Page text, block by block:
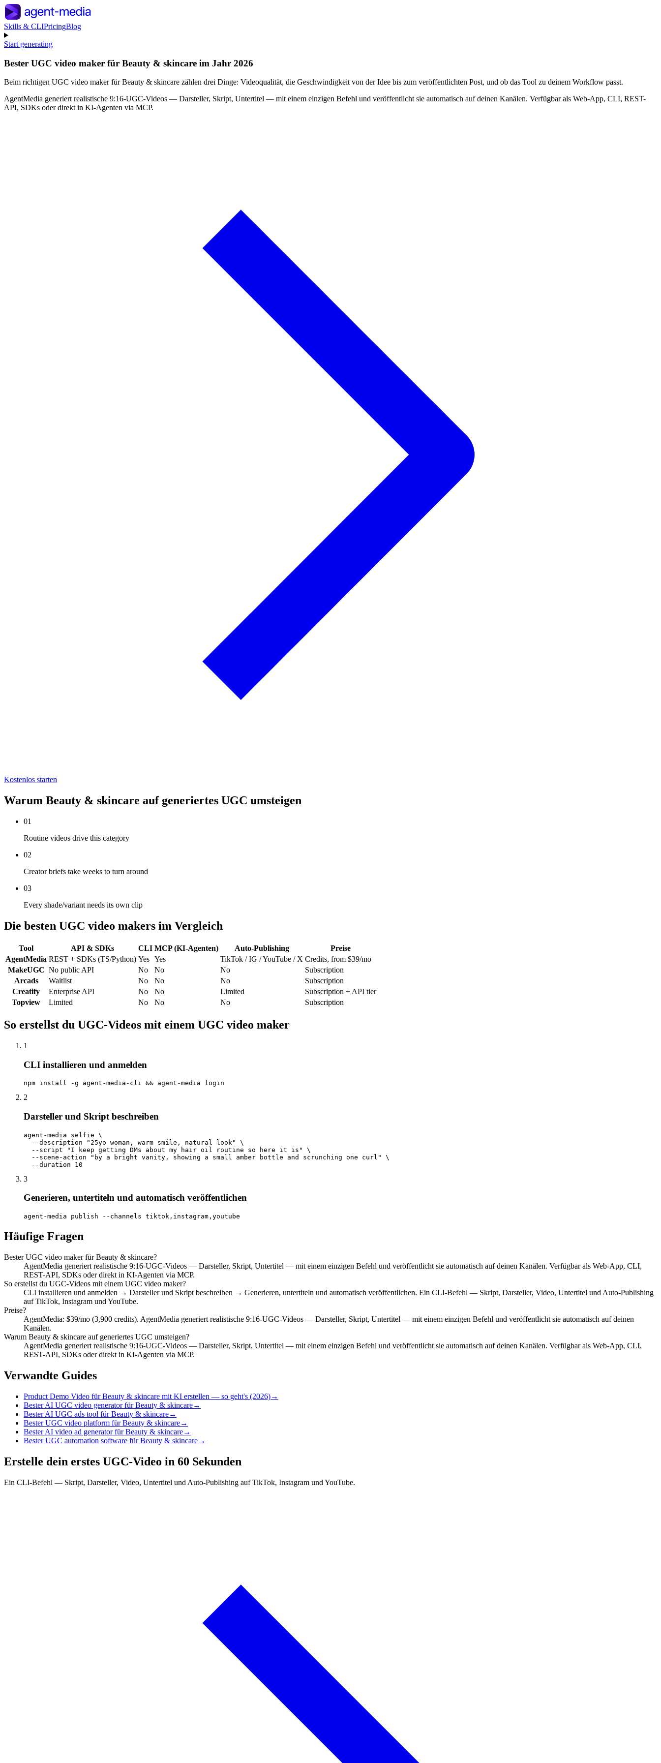
Skills & CLIPricingBlog
Start generating
Bester UGC video maker für Beauty & skincare im Jahr 2026
Beim richtigen UGC video maker für Beauty & skincare zählen drei Dinge: Videoqualität, die Geschwindigkeit von der Idee bis zum veröffentlichten Post, und ob das Tool zu deinem Workflow passt.
AgentMedia generiert realistische 9:16-UGC-Videos — Darsteller, Skript, Untertitel — mit einem einzigen Befehl und veröffentlicht sie automatisch auf deinen Kanälen. Verfügbar als Web-App, CLI, REST-
API, SDKs oder direkt in KI-Agenten via MCP.
Kostenlos starten
Warum Beauty & skincare auf generiertes UGC umsteigen
01
Routine videos drive this category
02
Creator briefs take weeks to turn around
03
Every shade/variant needs its own clip
Die besten UGC video makers im Vergleich
Tool API & SDKs CLI MCP (KI-Agenten) Auto-Publishing
Preise
AgentMedia REST + SDKs (TS/Python) Yes Yes TikTok / IG / YouTube / X Credits, from $39/mo
MakeUGC No public API No No No
Subscription
Arcads
Waitlist No No No
Subscription
Creatify
Enterprise API No No Limited
Subscription + API tier
Topview
Limited No No No Subscription
So erstellst du UGC-Videos mit einem UGC video maker
1
CLI installieren und anmelden
npm install -g agent-media-cli && agent-media login
2
Darsteller und Skript beschreiben
agent-media selfie \
  --description "25yo woman, warm smile, natural look" \
  --script "I keep getting DMs about my hair oil routine so here it is" \
  --scene-action "by a bright vanity, showing a small amber bottle and scrunching one curl" \
  --duration 10
3
Generieren, untertiteln und automatisch veröffentlichen
agent-media publish --channels tiktok,instagram,youtube
Häufige Fragen
Bester UGC video maker für Beauty & skincare?
AgentMedia generiert realistische 9:16-UGC-Videos — Darsteller, Skript, Untertitel — mit einem einzigen Befehl und veröffentlicht sie automatisch auf deinen Kanälen. Verfügbar als Web-App, CLI,
REST-API, SDKs oder direkt in KI-Agenten via MCP.
So erstellst du UGC-Videos mit einem UGC video maker?
CLI installieren und anmelden → Darsteller und Skript beschreiben → Generieren, untertiteln und automatisch veröffentlichen. Ein CLI-Befehl — Skript, Darsteller, Video, Untertitel und Auto-Publishing
auf TikTok, Instagram und YouTube.
Preise?
AgentMedia: $39/mo (3,900 credits). AgentMedia generiert realistische 9:16-UGC-Videos — Darsteller, Skript, Untertitel — mit einem einzigen Befehl und veröffentlicht sie automatisch auf deinen
Kanälen.
Warum Beauty & skincare auf generiertes UGC umsteigen?
AgentMedia generiert realistische 9:16-UGC-Videos — Darsteller, Skript, Untertitel — mit einem einzigen Befehl und veröffentlicht sie automatisch auf deinen Kanälen. Verfügbar als Web-App, CLI,
REST-API, SDKs oder direkt in KI-Agenten via MCP.
Verwandte Guides
Product Demo Video für Beauty & skincare mit KI erstellen — so geht's (2026)→
Bester AI UGC video generator für Beauty & skincare→
Bester AI UGC ads tool für Beauty & skincare→
Bester UGC video platform für Beauty & skincare→
Bester AI video ad generator für Beauty & skincare→
Bester UGC automation software für Beauty & skincare→
Erstelle dein erstes UGC-Video in 60 Sekunden
Ein CLI-Befehl — Skript, Darsteller, Video, Untertitel und Auto-Publishing auf TikTok, Instagram und YouTube.